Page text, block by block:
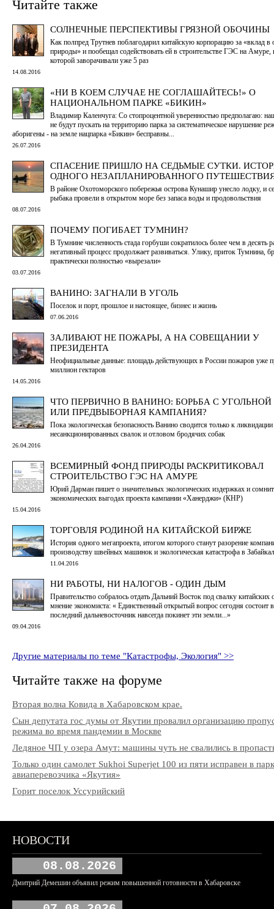
Читайте также
СОЛНЕЧНЫЕ ПЕРСПЕКТИВЫ ГРЯЗНОЙ ОБОЧИНЫ
Как полпред Трутнев поблагодарил китайскую корпорацию за «вклад в
природы» и пообещал содействовать ей в строительстве ГЭС на Амуре,
которой заворачивали уже 5 раз
14.08.2016
«НИ В КОЕМ СЛУЧАЕ НЕ СОГЛАШАЙТЕСЬ!» О
НАЦИОНАЛЬНОМ ПАРКЕ «БИКИН»
Владимир Каленчуга: Со стопроцентной уверенностью предполагаю:
не будут пускать на территорию парка за систематическое нарушение
аборигены - на земле нацпарка «Бикин» бесправны...
26.07.2016
СПАСЕНИЕ ПРИШЛО НА СЕДЬМЫЕ СУТКИ.
ОДНОГО НЕЗАПЛАНИРОВАННОГО
В районе Охотоморского побережья острова Кунашир унесло лодку, и
рыбака провели в открытом море без запаса воды и продовольствия
08.07.2016
ПОЧЕМУ ПОГИБАЕТ ТУМНИН?
В Тумнине численность стада горбуши сократилось более чем в десять
негативный процесс продолжает развиваться. Улику, приток Тумнина,
практически полностью «вырезали»
03.07.2016
ВАНИНО: ЗАГНАЛИ В УГОЛЬ
Поселок и порт, прошлое и настоящее, бизнес и жизнь
07.06.2016
ЗАЛИВАЮТ НЕ ПОЖАРЫ, А НА СОВЕЩАНИИ У
ПРЕЗИДЕНТА
Неофициальные данные: площадь действующих в России пожаров уже
миллион гектаров
14.05.2016
ЧТО ПЕРВИЧНО В ВАНИНО: БОРЬБА С
ИЛИ ПРЕДВЫБОРНАЯ КАМПАНИЯ?
Пока экологическая безопасность Ванино сводится только к ликвидации
несанкционированных свалок и отловом бродячих собак
26.04.2016
ВСЕМИРНЫЙ ФОНД ПРИРОДЫ РАСКРИТИКОВАЛ
СТРОИТЕЛЬСТВО ГЭС НА АМУРЕ
Юрий Дарман пишет о значительных экологических издержках и
экономических выгодах проекта кампании «Ханерджи» (КНР)
15.04.2016
ТОРГОВЛЯ РОДИНОЙ НА КИТАЙСКОЙ БИРЖЕ
История одного мегапроекта, итогом которого станут разорение
производству швейных машинок и экологическая катастрофа в
11.04.2016
НИ РАБОТЫ, НИ НАЛОГОВ - ОДИН ДЫМ
Правительство собралось отдать Дальний Восток под свалку китайских
мнение экономиста: « Единственный открытый вопрос сегодня состоит
последний дальневосточник навсегда покинет эти земли...»
09.04.2016
Другие материалы по теме "Катастрофы, Экология" >>
Читайте также на форуме
Вторая волна Ковида в Хабаровском крае.
Сын депутата гос думы от Якутии провалил организацию
режима во время пандемии в Москве
Ледяное ЧП у озера Амут: машины чуть не свалились в
Только один самолет Sukhoi Superjet 100 из пяти исправен в
авиаперевозчика «Якутия»
Горит поселок Уссурийский
НОВОСТИ
08.08.2026
Дмитрий Демешин объявил режим повышенной готовности в Хабаровске